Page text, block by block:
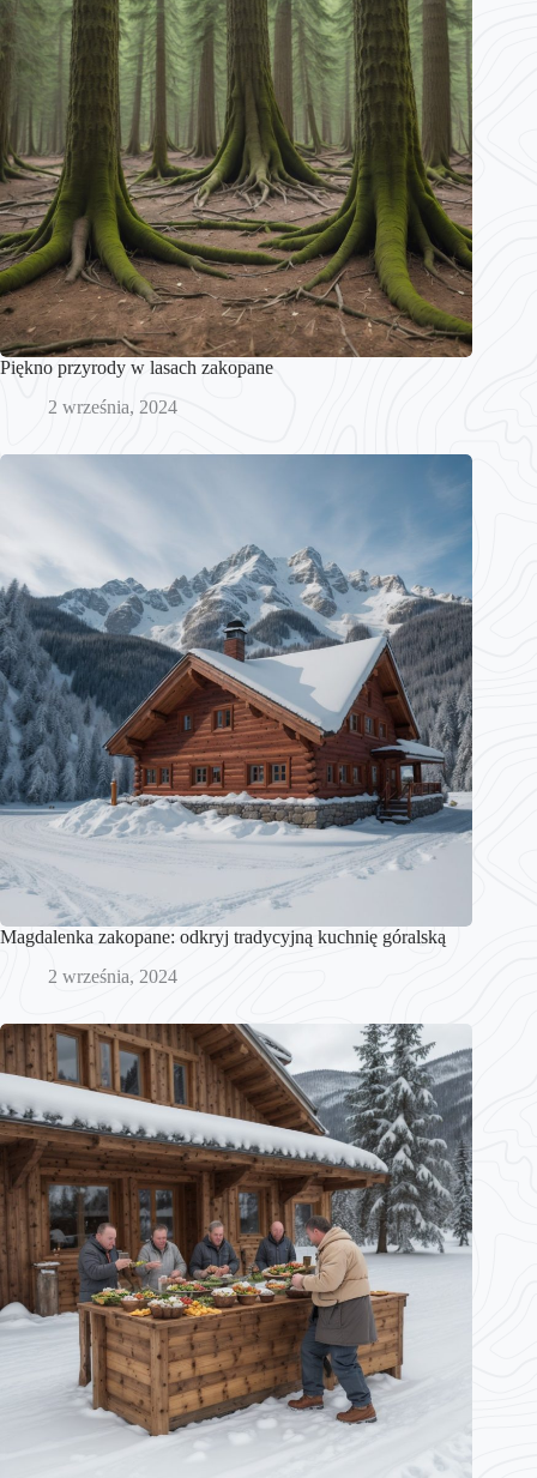
Piękno przyrody w lasach zakopane
2 września, 2024
Magdalenka zakopane: odkryj tradycyjną kuchnię góralską
2 września, 2024